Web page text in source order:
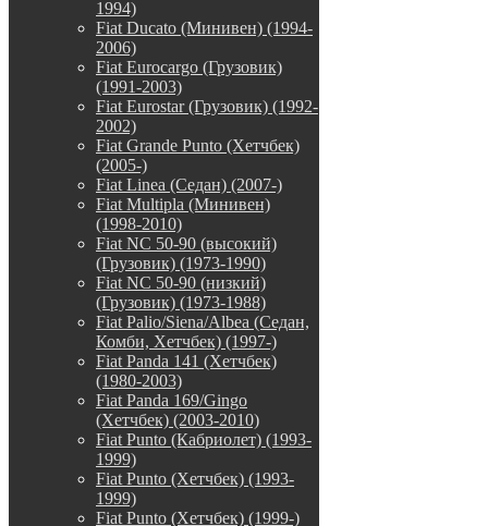
1994)
Fiat Ducato (Минивен) (1994-
2006)
Fiat Eurocargo (Грузовик)
(1991-2003)
Fiat Eurostar (Грузовик) (1992-
2002)
Fiat Grande Punto (Хетчбек)
(2005-)
Fiat Linea (Седан) (2007-)
Fiat Multipla (Минивен)
(1998-2010)
Fiat NC 50-90 (высокий)
(Грузовик) (1973-1990)
Fiat NC 50-90 (низкий)
(Грузовик) (1973-1988)
Fiat Palio/Siena/Albea (Седан,
Комби, Хетчбек) (1997-)
Fiat Panda 141 (Хетчбек)
(1980-2003)
Fiat Panda 169/Gingo
(Хетчбек) (2003-2010)
Fiat Punto (Кабриолет) (1993-
1999)
Fiat Punto (Хетчбек) (1993-
1999)
Fiat Punto (Хетчбек) (1999-)